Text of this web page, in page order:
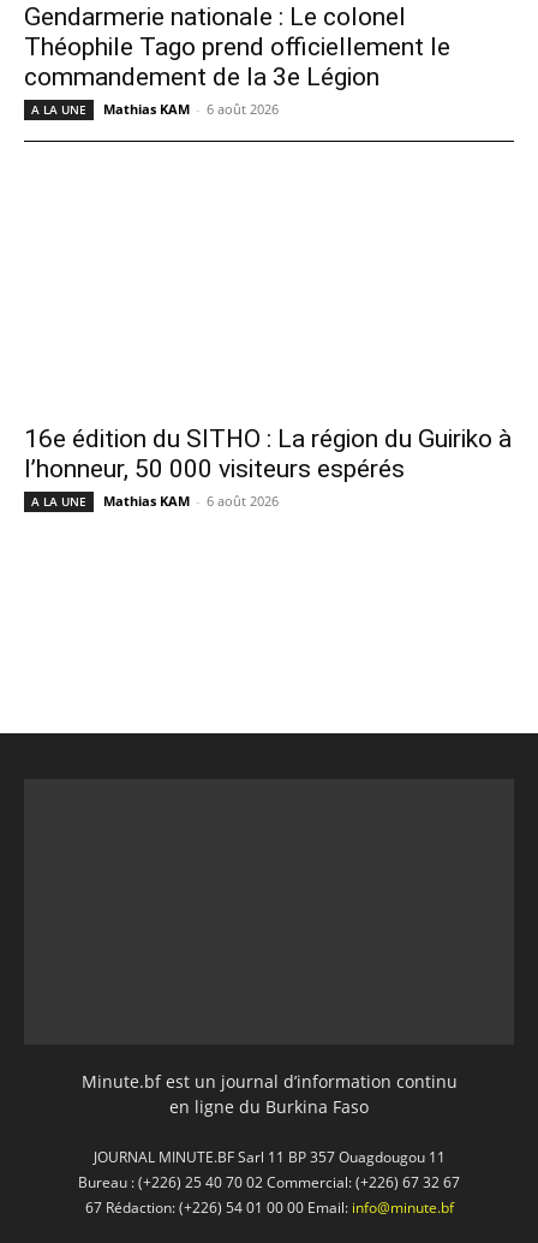
Gendarmerie nationale : Le colonel
Théophile Tago prend officiellement le
commandement de la 3e Légion
A LA UNE Mathias KAM - 6 août 2026
16e édition du SITHO : La région du Guiriko à
l’honneur, 50 000 visiteurs espérés
A LA UNE Mathias KAM - 6 août 2026
Minute.bf est un journal d’information continu
en ligne du Burkina Faso
JOURNAL MINUTE.BF Sarl 11 BP 357 Ouagdougou 11
Bureau : (+226) 25 40 70 02 Commercial: (+226) 67 32 67
67 Rédaction: (+226) 54 01 00 00 Email: info@minute.bf